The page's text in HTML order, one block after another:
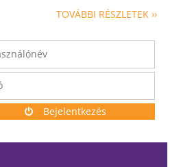
TOVÁBBI RÉSZLETEK ››
Bejelentkezés